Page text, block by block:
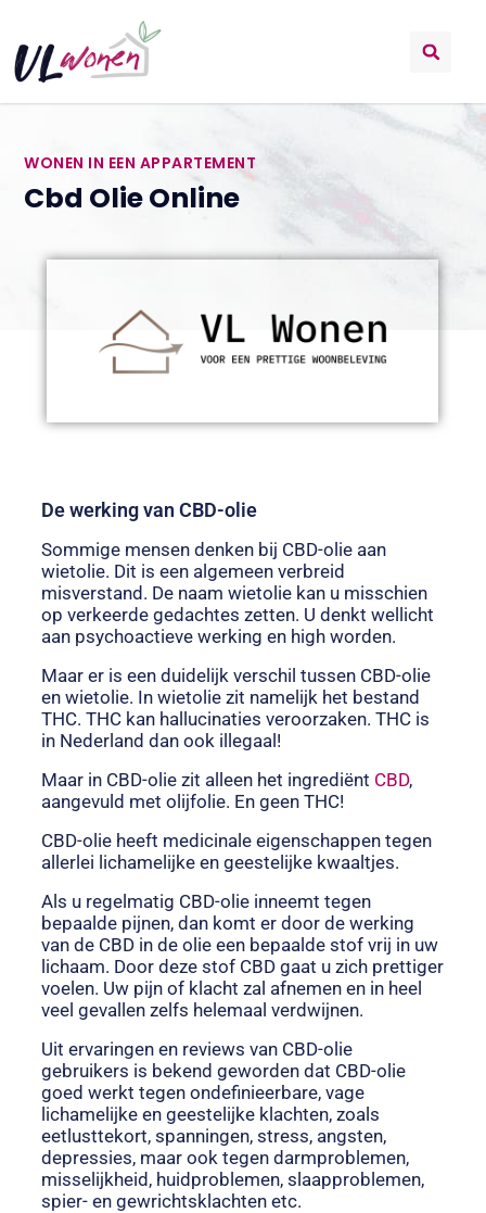
WONEN IN EEN APPARTEMENT
Cbd Olie Online
De werking van CBD-olie
Sommige mensen denken bij CBD-olie aan
wietolie. Dit is een algemeen verbreid
misverstand. De naam wietolie kan u misschien
op verkeerde gedachtes zetten. U denkt wellicht
aan psychoactieve werking en high worden.
Maar er is een duidelijk verschil tussen CBD-olie
en wietolie. In wietolie zit namelijk het bestand
THC. THC kan hallucinaties veroorzaken. THC is
in Nederland dan ook illegaal!
Maar in CBD-olie zit alleen het ingrediënt CBD,
aangevuld met olijfolie. En geen THC!
CBD-olie heeft medicinale eigenschappen tegen
allerlei lichamelijke en geestelijke kwaaltjes.
Als u regelmatig CBD-olie inneemt tegen
bepaalde pijnen, dan komt er door de werking
van de CBD in de olie een bepaalde stof vrij in uw
lichaam. Door deze stof CBD gaat u zich prettiger
voelen. Uw pijn of klacht zal afnemen en in heel
veel gevallen zelfs helemaal verdwijnen.
Uit ervaringen en reviews van CBD-olie
gebruikers is bekend geworden dat CBD-olie
goed werkt tegen ondefinieerbare, vage
lichamelijke en geestelijke klachten, zoals
eetlusttekort, spanningen, stress, angsten,
depressies, maar ook tegen darmproblemen,
misselijkheid, huidproblemen, slaapproblemen,
spier- en gewrichtsklachten etc.